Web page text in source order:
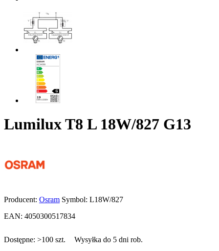
Lumilux T8 L 18W/827 G13
Producent: Osram Symbol: L18W/827
EAN: 4050300517834
Dostępne: >100 szt. Wysyłka do 5 dni rob.